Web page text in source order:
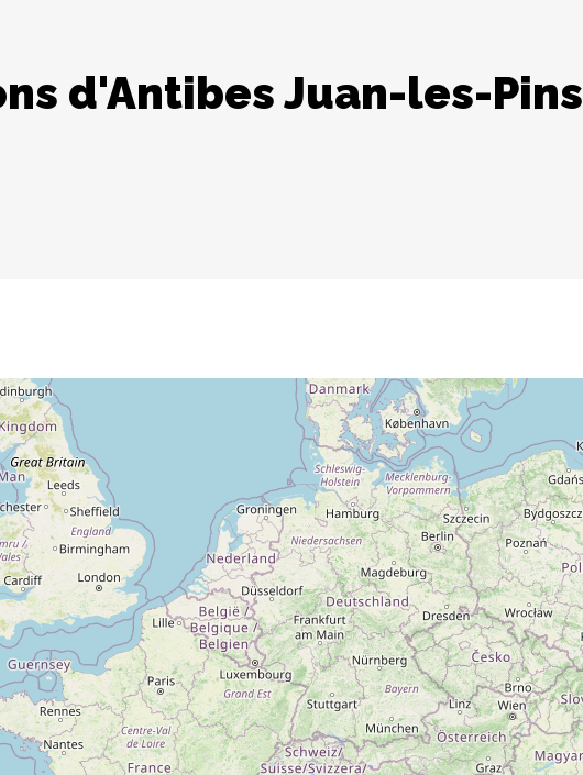
d'Antibes Juan-les-Pins